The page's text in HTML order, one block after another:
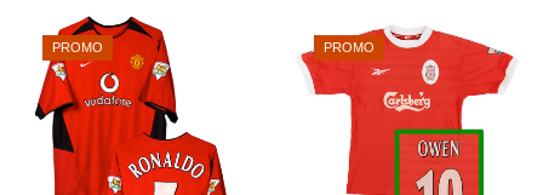
69€.
était :
69€.
est :
PROMO PROMO